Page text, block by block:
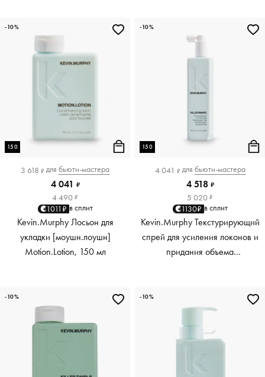
150
3 618 ₽ для бьюти-мастера
4 041 ₽
4 490 ₽
1011₽ в сплит
Kevin.Murphy Лосьон для
укладки [моушн.лоушн]
Motion.Lotion, 150 мл
-10%
150
4 041 ₽ для бьюти-мастера
4 518 ₽
5 020 ₽
1130₽ в сплит
Kevin.Murphy Текстурирующий
спрей для усиления локонов и
придания объема
-10%
-10% -10%